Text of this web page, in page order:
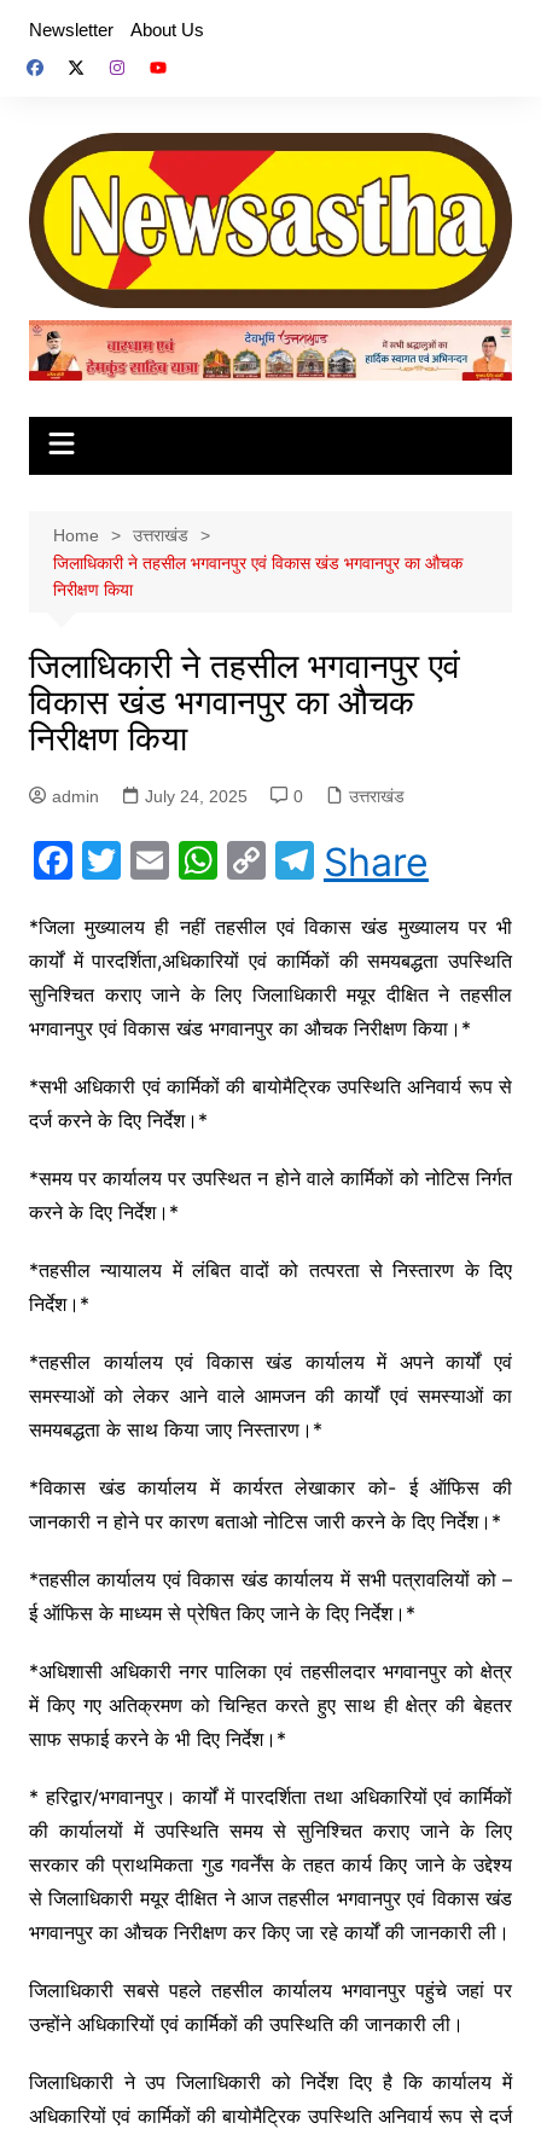
content
Newsletter About Us
Home
उत्तराखंड
जिलाधिकारी ने तहसील भगवानपुर एवं विकास खंड भगवानपुर का औचक
निरीक्षण किया
जिलाधिकारी ने तहसील भगवानपुर एवं
विकास खंड भगवानपुर का औचक
निरीक्षण किया
admin July 24, 2025 0 उत्तराखंड
F
c
e
b
o
o
k
T
itt
er
E
ai
l
W
at
s
A
p
C
p
y
Li
n
k
T
el
e
gr
a
Share
*जिला मुख्यालय ही नहीं तहसील एवं विकास खंड मुख्यालय पर भी
कार्यों में पारदर्शिता,अधिकारियों एवं कार्मिकों की समयबद्धता उपस्थिति
सुनिश्चित कराए जाने के लिए जिलाधिकारी मयूर दीक्षित ने तहसील
भगवानपुर एवं विकास खंड भगवानपुर का औचक निरीक्षण किया।*
*सभी अधिकारी एवं कार्मिकों की बायोमैट्रिक उपस्थिति अनिवार्य रूप से
दर्ज करने के दिए निर्देश।*
*समय पर कार्यालय पर उपस्थित न होने वाले कार्मिकों को नोटिस निर्गत
करने के दिए निर्देश।*
*तहसील न्यायालय में लंबित वादों को तत्परता से निस्तारण के दिए
निर्देश।*
*तहसील कार्यालय एवं विकास खंड कार्यालय में अपने कार्यों एवं
समस्याओं को लेकर आने वाले आमजन की कार्यों एवं समस्याओं का
समयबद्धता के साथ किया जाए निस्तारण।*
*विकास खंड कार्यालय में कार्यरत लेखाकार को- ई ऑफिस की
जानकारी न होने पर कारण बताओ नोटिस जारी करने के दिए निर्देश।*
*तहसील कार्यालय एवं विकास खंड कार्यालय में सभी पत्रावलियों को –
ई ऑफिस के माध्यम से प्रेषित किए जाने के दिए निर्देश।*
*अधिशासी अधिकारी नगर पालिका एवं तहसीलदार भगवानपुर को क्षेत्र
में किए गए अतिक्रमण को चिन्हित करते हुए साथ ही क्षेत्र की बेहतर
साफ सफाई करने के भी दिए निर्देश।*
* हरिद्वार/भगवानपुर। कार्यों में पारदर्शिता तथा अधिकारियों एवं कार्मिकों
की कार्यालयों में उपस्थिति समय से सुनिश्चित कराए जाने के लिए
सरकार की प्राथमिकता गुड गवर्नेंस के तहत कार्य किए जाने के उद्देश्य
से जिलाधिकारी मयूर दीक्षित ने आज तहसील भगवानपुर एवं विकास खंड
भगवानपुर का औचक निरीक्षण कर किए जा रहे कार्यों की जानकारी ली।
जिलाधिकारी सबसे पहले तहसील कार्यालय भगवानपुर पहुंचे जहां पर
उन्होंने अधिकारियों एवं कार्मिकों की उपस्थिति की जानकारी ली।
जिलाधिकारी ने उप जिलाधिकारी को निर्देश दिए है कि कार्यालय में
अधिकारियों एवं कार्मिकों की बायोमैट्रिक उपस्थिति अनिवार्य रूप से दर्ज